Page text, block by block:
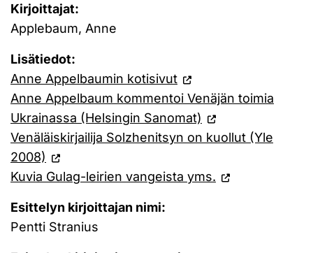
Kirjoittajat:
Applebaum, Anne
Lisätiedot:
Anne Appelbaumin kotisivut
Anne Appelbaum kommentoi Venäjän toimia
Ukrainassa (Helsingin Sanomat)
Venäläiskirjailija Solzhenitsyn on kuollut (Yle
2008)
Kuvia Gulag-leirien vangeista yms.
Esittelyn kirjoittajan nimi:
Pentti Stranius